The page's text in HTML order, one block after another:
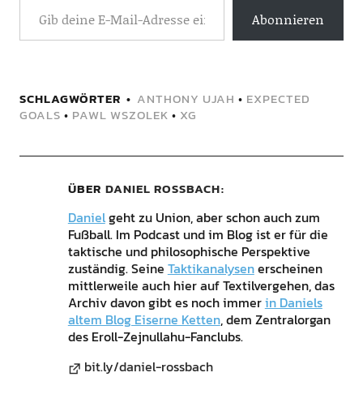
Abonnieren
SCHLAGWÖRTER ANTHONY UJAH • EXPECTED
GOALS • PAWL WSZOLEK • XG
ÜBER DANIEL ROSSBACH
Danielgeht zu Union, aber schon auch zum
Fußball. Im Podcast und im Blog ist er für die
taktische und philosophische Perspektive
zuständig. Seine Taktikanalysenerscheinen
mittlerweile auch hier auf Textilvergehen, das
Archiv davon gibt es noch immerin Daniels
altem Blog Eiserne Ketten, dem Zentralorgan
des Eroll-Zejnullahu-Fanclubs.
bit.ly/daniel-rossbach